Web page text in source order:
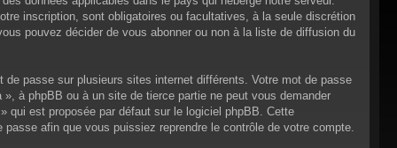
inscription, sont obligatoires ou facultatives, à la seule discrétion
pouvez décider de vous abonner ou non à la liste de diffusion du
passe sur plusieurs sites internet différents. Votre mot de passe
à phpBB ou à un site de tierce partie ne peut vous demander
qui est proposée par défaut sur le logiciel phpBB. Cette
afin que vous puissiez reprendre le contrôle de votre compte.